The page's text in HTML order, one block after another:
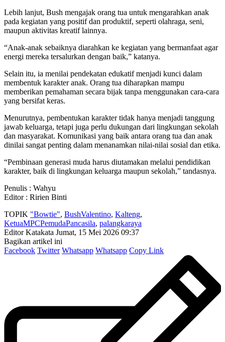
Lebih lanjut, Bush mengajak orang tua untuk mengarahkan anak
pada kegiatan yang positif dan produktif, seperti olahraga, seni,
maupun aktivitas kreatif lainnya.
“Anak-anak sebaiknya diarahkan ke kegiatan yang bermanfaat agar
energi mereka tersalurkan dengan baik,” katanya.
Selain itu, ia menilai pendekatan edukatif menjadi kunci dalam
membentuk karakter anak. Orang tua diharapkan mampu
memberikan pemahaman secara bijak tanpa menggunakan cara-cara
yang bersifat keras.
Menurutnya, pembentukan karakter tidak hanya menjadi tanggung
jawab keluarga, tetapi juga perlu dukungan dari lingkungan sekolah
dan masyarakat. Komunikasi yang baik antara orang tua dan anak
dinilai sangat penting dalam menanamkan nilai-nilai sosial dan etika.
“Pembinaan generasi muda harus diutamakan melalui pendidikan
karakter, baik di lingkungan keluarga maupun sekolah,” tandasnya.
Penulis : Wahyu
Editor : Ririen Binti
TOPIK "Bowtie", BushValentino, Kalteng,
KetuaMPCPemudaPancasila, palangkaraya
Editor Katakata Jumat, 15 Mei 2026 09:37
Bagikan artikel ini
Facebook Twitter Whatsapp Whatsapp Copy Link